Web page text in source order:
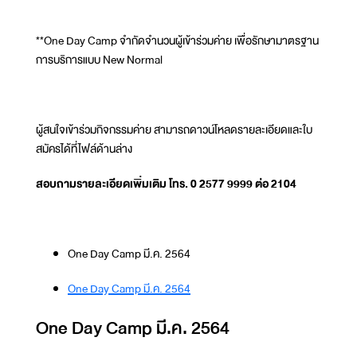
**One Day Camp จำกัดจำนวนผู้เข้าร่วมค่าย เพื่อรักษามาตรฐาน
การบริการแบบ New Normal
ผู้สนใจเข้าร่วมกิจกรรมค่าย สามารถดาวน์โหลดรายละเอียดและใบ
สมัครได้ที่ไฟล์ด้านล่าง
สอบถามรายละเอียดเพิ่มเติม โทร. 0 2577 9999 ต่อ 2104
One Day Camp มี.ค. 2564
One Day Camp มี.ค. 2564
One Day Camp มี.ค. 2564